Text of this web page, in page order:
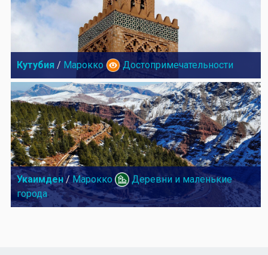
Кутубия / Марокко Достопримечательности
Укаимден/ Марокко
Деревни и маленькие
города